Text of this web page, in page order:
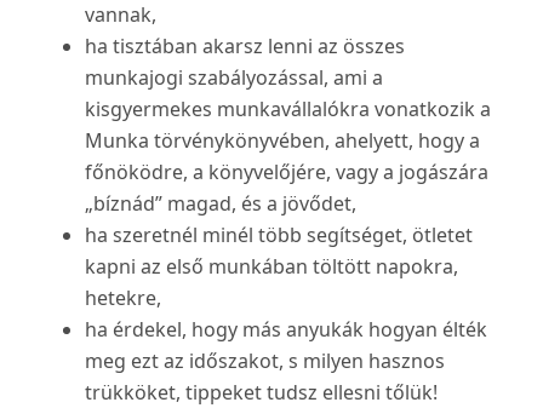
vannak,
ha tisztában akarsz lenni az összes
munkajogi szabályozással, ami a
kisgyermekes munkavállalókra vonatkozik a
Munka törvénykönyvében, ahelyett, hogy a
főnöködre, a könyvelőjére, vagy a jogászára
„bíznád” magad, és a jövődet,
ha szeretnél minél több segítséget, ötletet
kapni az első munkában töltött napokra,
hetekre,
ha érdekel, hogy más anyukák hogyan élték
meg ezt az időszakot, s milyen hasznos
trükköket, tippeket tudsz ellesni tőlük!